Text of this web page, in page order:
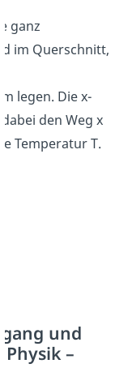
ganz
im Querschnitt,
legen. Die x-
den Weg x
Temperatur T.
und
–